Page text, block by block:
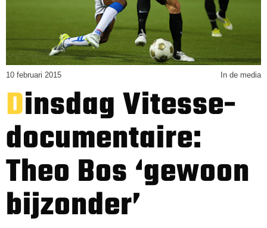
10 februari 2015 In de media
Dinsdag Vitesse-
documentaire:
Theo Bos ‘gewoon
bijzonder’